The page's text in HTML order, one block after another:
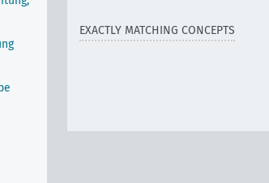
EXACTLY MATCHING CONCEPTS